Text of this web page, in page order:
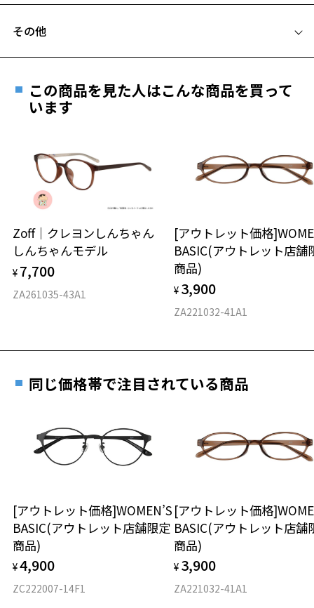
仕上がり寸法
D 仕上がりの横幅：約142mm
20.3g
※着脱式サングラス：デモレンズ、アタッチメント込みの重さ
タイプ
材質
フロント素材：アセテート
フレームとレンズの合計料金を知りたい方へ
安心1 フレーム１年間品質保証
きます。
※保証期間内に交換が行われた場合、保証期間は初期の期間から
延長されません。
安心2 視力測定無料
視力の変化を早めに発見するために、定期的な視
力測定をおすすめいたします。
安心3 かかり具合調整無料
す。
もっと見る
その他
ご希望のお客さまは、「レンズ交換券」をお選びのうえ、
最寄りのZoff実店舗にてレンズをお買い求めください。
※サングラスやパッケージ品では「レンズ交換券」はお選び
談ください。
＜メガネの度数情報がわからない方へ＞
オンラインストアでフレームのみ購入して、
実店舗で度付きにできます
ご購入時に「レンズ交換券」をお選びいただくと、実店舗で
度数を測定のうえ、度付きレンズ（標準セットレンズ）へ無
お近くのZoff実店舗にて度数を測定いただけます（無料）。
その際は記入用紙をダウンロードしてお使いください。
ダウンロード
この商品を見た人はこんな商品を買って
います
Zoff｜クレヨンしんちゃん
しんちゃんモデル
¥ 7,700
ZA261035-43A1
[アウトレット価格
BASIC(アウトレット店舗
商品)
¥ 3,900
ZA221032-41A1
同じ価格帯で注目されている商品
[アウトレット価格]WOMEN’S
BASIC(アウトレット店舗限定
商品)
¥4,900
ZC222007-14F1
[アウトレット価格
BASIC(アウトレット店舗
商品)
¥ 3,900
ZA221032-41A1